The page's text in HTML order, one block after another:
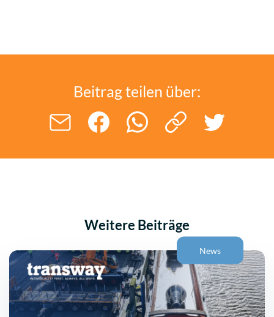
Beitrag teilen über:
Weitere Beiträge
News